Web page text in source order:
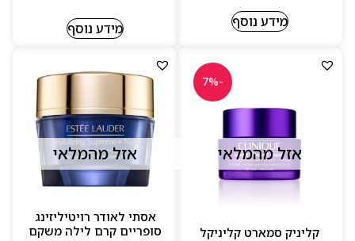
מידע נוסף מידע נוסף
-7%
אזל מהמלאי
קליניק סמארט קליניקל
אזל מהמלאי
אסתי לאודר רויטיליזינג
סופריים קרם לילה משקם